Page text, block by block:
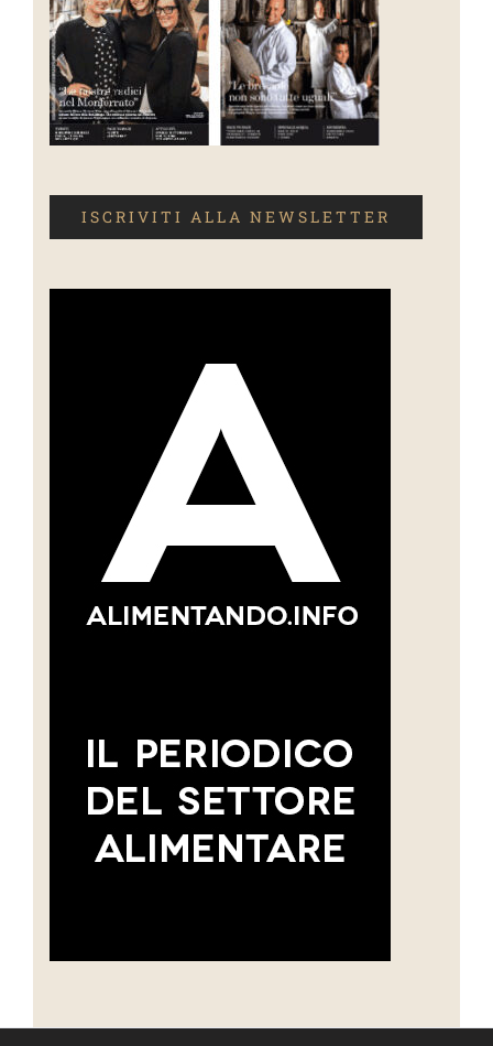
ISCRIVITI ALLA NEWSLETTER